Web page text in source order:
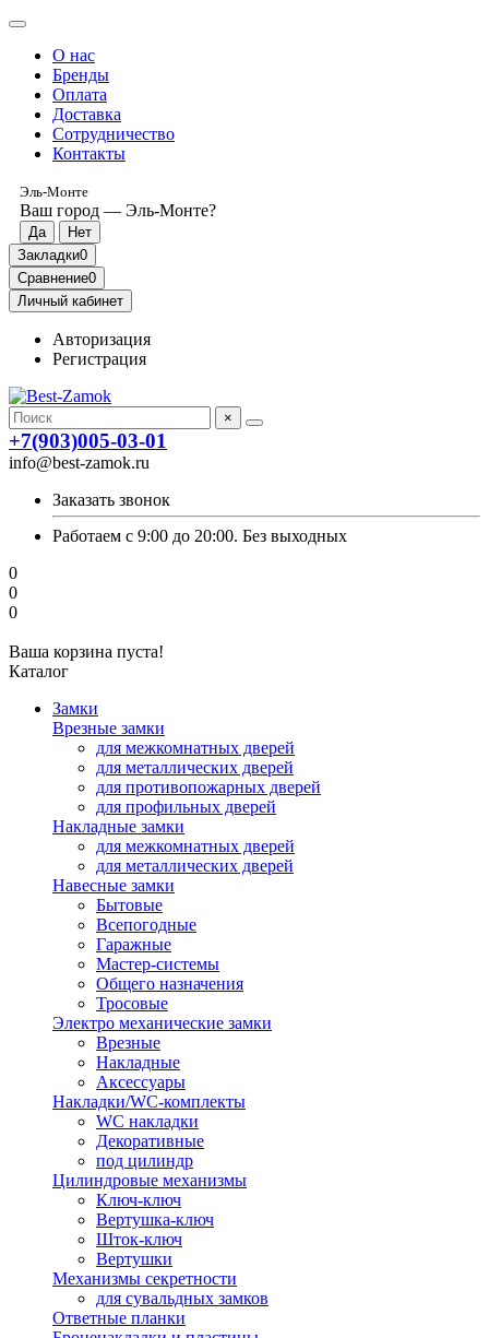
О нас
Бренды
Оплата
Доставка
Сотрудничество
Контакты
Эль-Монте
Ваш город — Эль-Монте?
Закладки0
Сравнение0
Личный кабинет
Авторизация
Регистрация
×
+7(903)005-03-01
info@best-zamok.ru
Заказать звонок
Работаем с 9:00 до 20:00. Без выходных
0
0
0
Ваша корзина пуста!
Каталог
Замки
Врезные замки
для межкомнатных дверей
для металлических дверей
для противопожарных дверей
для профильных дверей
Накладные замки
для межкомнатных дверей
для металлических дверей
Навесные замки
Бытовые
Всепогодные
Гаражные
Мастер-системы
Общего назначения
Тросовые
Электро механические замки
Врезные
Накладные
Аксессуары
Накладки/WC-комплекты
WC накладки
Декоративные
под цилиндр
Цилиндровые механизмы
Ключ-ключ
Вертушка-ключ
Шток-ключ
Вертушки
Механизмы секретности
для сувальдных замков
Ответные планки